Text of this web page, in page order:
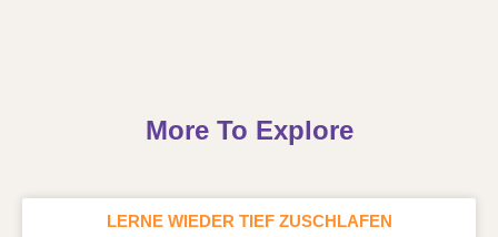
More To Explore
LERNE WIEDER TIEF ZUSCHLAFEN